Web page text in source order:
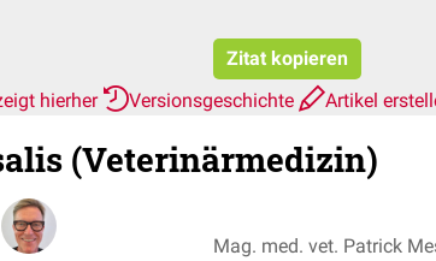
Zitat kopieren
hierher
Versionsgeschichte Artikel
(Veterinärmedizin)
Mag. med. vet. Patrick